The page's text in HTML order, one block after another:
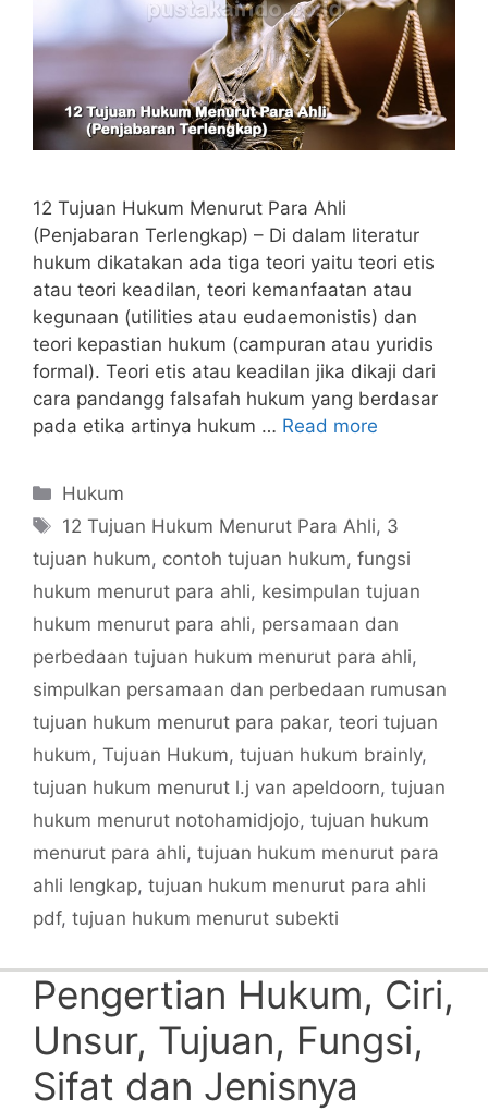
12 Tujuan Hukum Menurut Para Ahli
(Penjabaran Terlengkap) – Di dalam literatur
hukum dikatakan ada tiga teori yaitu teori etis
atau teori keadilan, teori kemanfaatan atau
kegunaan (utilities atau eudaemonistis) dan
teori kepastian hukum (campuran atau yuridis
formal). Teori etis atau keadilan jika dikaji dari
cara pandangg falsafah hukum yang berdasar
pada etika artinya hukum … Read more
Categories
Hukum
Tags
12 Tujuan Hukum Menurut Para Ahli, 3
tujuan hukum, contoh tujuan hukum, fungsi
hukum menurut para ahli, kesimpulan tujuan
hukum menurut para ahli, persamaan dan
perbedaan tujuan hukum menurut para ahli,
simpulkan persamaan dan perbedaan rumusan
tujuan hukum menurut para pakar, teori tujuan
hukum, Tujuan Hukum, tujuan hukum brainly,
tujuan hukum menurut l.j van apeldoorn, tujuan
hukum menurut notohamidjojo, tujuan hukum
menurut para ahli, tujuan hukum menurut para
ahli lengkap, tujuan hukum menurut para ahli
pdf, tujuan hukum menurut subekti
Pengertian Hukum, Ciri,
Unsur, Tujuan, Fungsi,
Sifat dan Jenisnya